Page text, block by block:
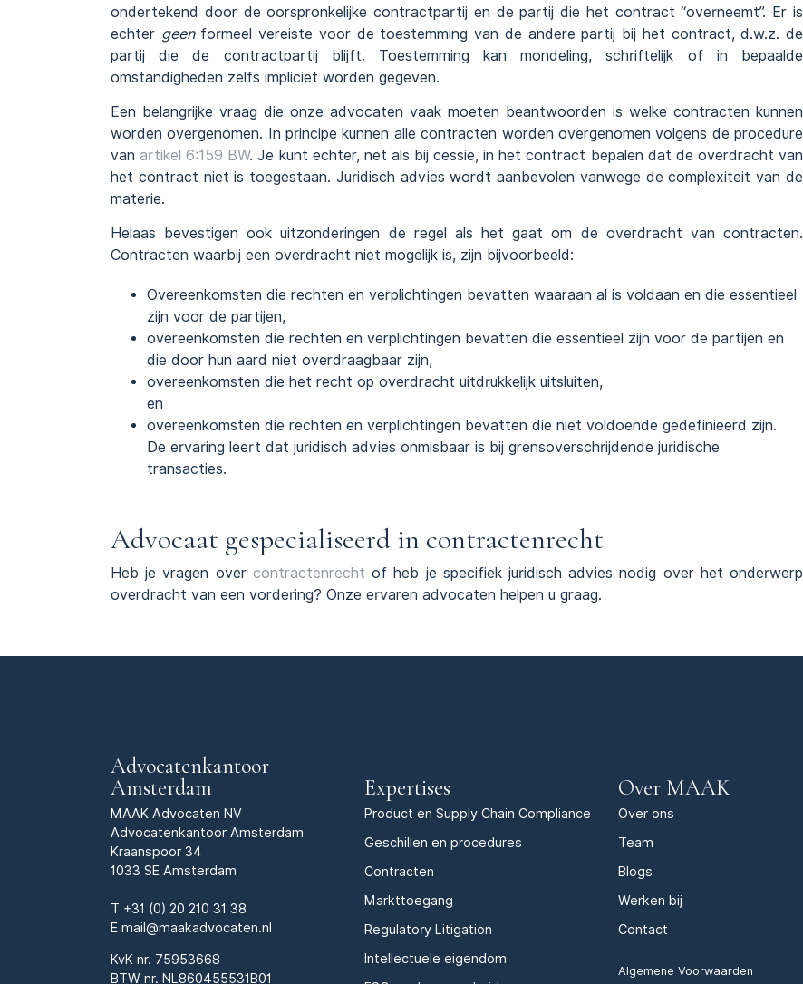
ondertekend door de oorspronkelijke contractpartij en de partij die het contract “overneemt”. Er is
echter geenformeel vereiste voor de toestemming van de andere partij bij het contract, d.w.z. de
partij die de contractpartij blijft. Toestemming kan mondeling, schriftelijk of in bepaalde
omstandigheden zelfs impliciet worden gegeven.
Een belangrijke vraag die onze advocaten vaak moeten beantwoorden is welke contracten kunnen
worden overgenomen. In principe kunnen alle contracten worden overgenomen volgens de procedure
vanartikel 6:159 BW. Je kunt echter, net als bij cessie, in het contract bepalen dat de overdracht van
het contract niet is toegestaan. Juridisch advies wordt aanbevolen vanwege de complexiteit van de
materie.
Helaas bevestigen ook uitzonderingen de regel als het gaat om de overdracht van contracten.
Contracten waarbij een overdracht niet mogelijk is, zijn bijvoorbeeld:
Overeenkomsten die rechten en verplichtingen bevatten waaraan al is voldaan en die essentieel
zijn voor de partijen,
overeenkomsten die rechten en verplichtingen bevatten die essentieel zijn voor de partijen en
die door hun aard niet overdraagbaar zijn,
overeenkomsten die het recht op overdracht uitdrukkelijk uitsluiten,
en
overeenkomsten die rechten en verplichtingen bevatten die niet voldoende gedefinieerd zijn.
De ervaring leert dat juridisch advies onmisbaar is bij grensoverschrijdende juridische
transacties.
Advocaat gespecialiseerd in contractenrecht
Heb je vragen over contractenrecht of heb je specifiek juridisch advies nodig over het onderwerp
overdracht van een vordering? Onze ervaren advocaten helpen u graag.
Advocatenkantoor
Amsterdam
MAAK Advocaten NV
Advocatenkantoor Amsterdam
Kraanspoor 34
1033 SE Amsterdam
T +31 (0) 20 210 31 38
E mail@maakadvocaten.nl
KvK nr. 75953668
BTW nr. NL860455531B01
Expertises
Product en Supply Chain Compliance
Geschillen en procedures
Contracten
Markttoegang
Regulatory Litigation
Intellectuele eigendom
Over MAAK
Over ons
Team
Blogs
Werken bij
Contact
Algemene Voorwaarden